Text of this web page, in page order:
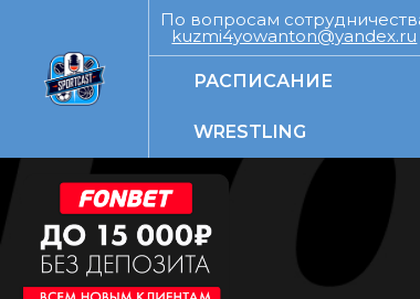
По вопросам
kuzmi4yowanton@yandex.ru
РАСПИСАНИЕ
WRESTLING